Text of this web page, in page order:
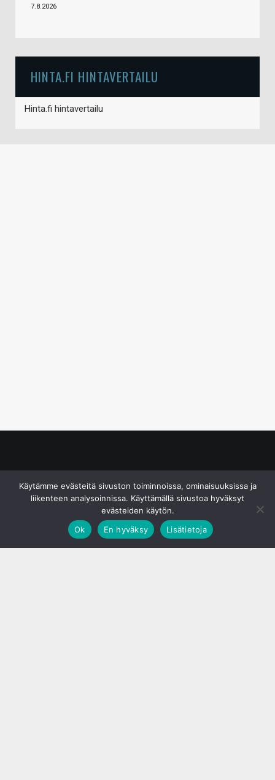
7.8.2026
HINTA.FI HINTAVERTAILU
Hinta.fi hintavertailu
Käytämme evästeitä sivuston toiminnoissa, ominaisuuksissa ja
liikenteen analysoinnissa. Käyttämällä sivustoa hyväksyt
evästeiden käytön.
Ok
En hyväksy Lisätietoja